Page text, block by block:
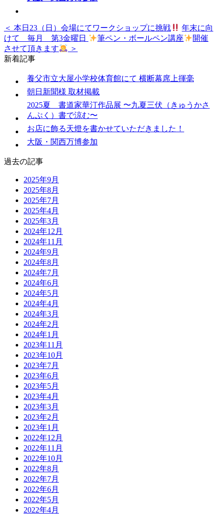
＜ 本日23（日）会場にてワークショップに挑戦
年末に向
けて 毎月 第3金曜日
筆ペン・ボールペン講座
開催
させて頂きます
＞
新着記事
養父市立大屋小学校体育館にて 横断幕席上揮毫
朝日新聞様 取材掲載
2025夏 書道家華汀作品展 〜九夏三伏（きゅうかさ
んぷく）書で涼む〜
お店に飾る天燈を書かせていただきました！
大阪・関西万博参加
過去の記事
2025年9月
2025年8月
2025年7月
2025年4月
2025年3月
2024年12月
2024年11月
2024年9月
2024年8月
2024年7月
2024年6月
2024年5月
2024年4月
2024年3月
2024年2月
2024年1月
2023年11月
2023年10月
2023年7月
2023年6月
2023年5月
2023年4月
2023年3月
2023年2月
2023年1月
2022年12月
2022年11月
2022年10月
2022年8月
2022年7月
2022年6月
2022年5月
2022年4月